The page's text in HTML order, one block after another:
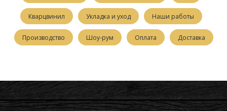
Кварцвинил Укладка и уход Наши работы
Производство Шоу-рум Оплата Доставка